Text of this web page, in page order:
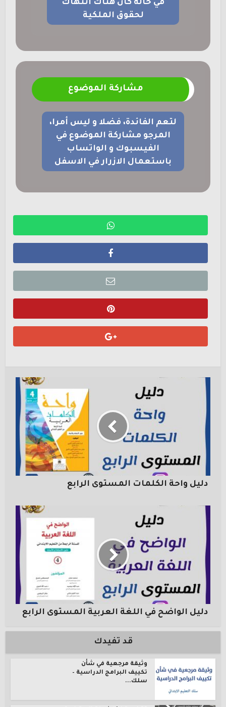
في حالة كان هناك انتهاك
لحقوق الملكية
مشاركة الموضوع
لتعم الفائدة، فضلا و ليس أمرا،
المرجو مشاركة الموضوع في
الفيسبوك و الواتساب
باستعمال الازرار في الاسفل
دليل واحة الكلمات المستوى الرابع
دليل الواضح في اللغة العربية المستوى الرابع
قد تفيدك
وثيقة مرجعية في شأن
تكييف البرامج الدراسية –
سلك...